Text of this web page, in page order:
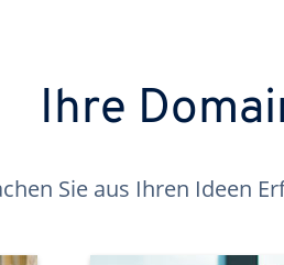
Ihre
Sie aus Ihren Ideen